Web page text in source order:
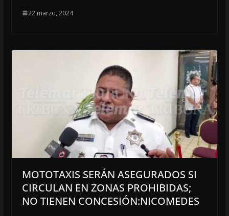
22 marzo, 2024
MOTOTAXIS SERÁN ASEGURADOS SI
CIRCULAN EN ZONAS PROHIBIDAS;
NO TIENEN CONCESIÓN:NICOMEDES